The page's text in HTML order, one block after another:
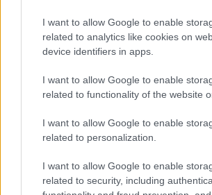
I want to allow Google to enable
related to analytics like cookies on
device identifiers in apps.
I want to allow Google to enable
related to functionality of the website
I want to allow Google to enable
related to personalization.
I want to allow Google to enable
related to security, including